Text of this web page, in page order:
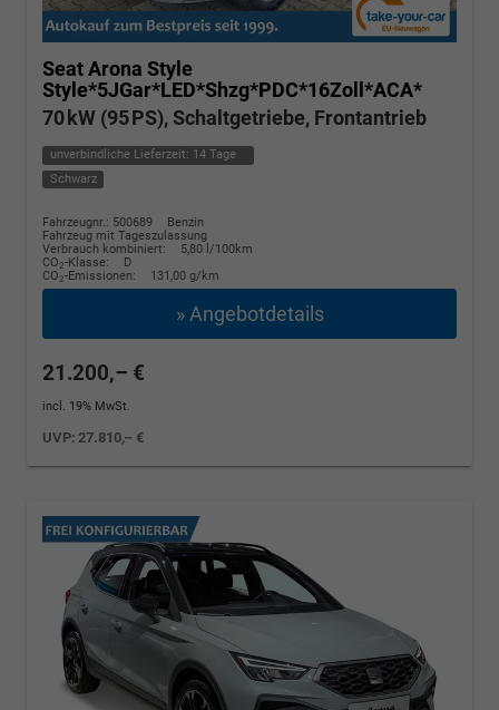
Seat Arona Style
Style*5JGar*LED*Shzg*PDC*16Zoll*ACA*
70 kW (95 PS), Schaltgetriebe, Frontantrieb
unverbindliche Lieferzeit: 14 Tage
Schwarz
Fahrzeugnr.: 500689
Benzin
Fahrzeug mit Tageszulassung
Verbrauch kombiniert:
5,80 l/100km
CO2-Klasse:
D
CO2-Emissionen: 131,00 g/km
» Angebotdetails
21.200,– €
incl. 19% MwSt.
UVP:27.810,– €